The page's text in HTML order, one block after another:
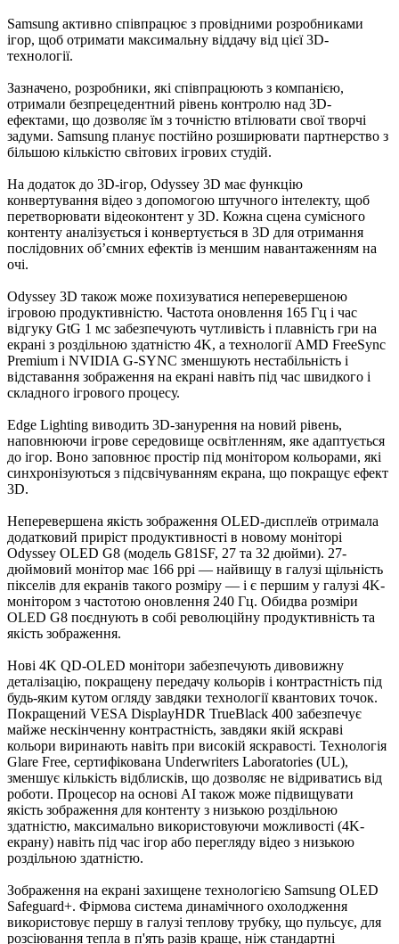
Samsung активно співпрацює з провідними розробниками
ігор, щоб отримати максимальну віддачу від цієї 3D-
технології.
Зазначено, розробники, які співпрацюють з компанією,
отримали безпрецедентний рівень контролю над 3D-
ефектами, що дозволяє їм з точністю втілювати свої творчі
задуми. Samsung планує постійно розширювати партнерство з
більшою кількістю світових ігрових студій.
На додаток до 3D-ігор, Odyssey 3D має функцію
конвертування відео з допомогою штучного інтелекту, щоб
перетворювати відеоконтент у 3D. Кожна сцена сумісного
контенту аналізується і конвертується в 3D для отримання
послідовних об’ємних ефектів із меншим навантаженням на
очі.
Odyssey 3D також може похизуватися неперевершеною
ігровою продуктивністю. Частота оновлення 165 Гц і час
відгуку GtG 1 мс забезпечують чутливість і плавність гри на
екрані з роздільною здатністю 4K, а технології AMD FreeSync
Premium і NVIDIA G-SYNC зменшують нестабільність і
відставання зображення на екрані навіть під час швидкого і
складного ігрового процесу.
Edge Lighting виводить 3D-занурення на новий рівень,
наповнюючи ігрове середовище освітленням, яке адаптується
до ігор. Воно заповнює простір під монітором кольорами, які
синхронізуються з підсвічуванням екрана, що покращує ефект
3D.
Неперевершена якість зображення OLED-дисплеїв отримала
додатковий приріст продуктивності в новому моніторі
Odyssey OLED G8 (модель G81SF, 27 та 32 дюйми). 27-
дюймовий монітор має 166 ppi — найвищу в галузі щільність
пікселів для екранів такого розміру — і є першим у галузі 4K-
монітором з частотою оновлення 240 Гц. Обидва розміри
OLED G8 поєднують в собі революційну продуктивність та
якість зображення.
Нові 4K QD-OLED монітори забезпечують дивовижну
деталізацію, покращену передачу кольорів і контрастність під
будь-яким кутом огляду завдяки технології квантових точок.
Покращений VESA DisplayHDR TrueBlack 400 забезпечує
майже нескінченну контрастність, завдяки якій яскраві
кольори виринають навіть при високій яскравості. Технологія
Glare Free, сертифікована Underwriters Laboratories (UL),
зменшує кількість відблисків, що дозволяє не відриватись від
роботи. Процесор на основі АІ також може підвищувати
якість зображення для контенту з низькою роздільною
здатністю, максимально використовуючи можливості (4K-
екрану) навіть під час ігор або перегляду відео з низькою
роздільною здатністю.
Зображення на екрані захищене технологією Samsung OLED
Safeguard+. Фірмова система динамічного охолодження
використовує першу в галузі теплову трубку, що пульсує, для
розсіювання тепла в п'ять разів краще, ніж стандартні